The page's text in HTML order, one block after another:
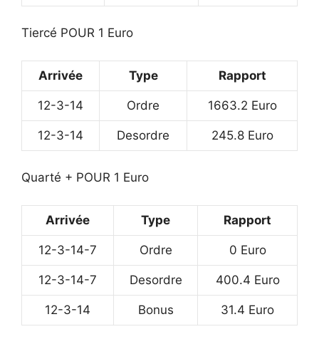
Tiercé POUR 1 Euro
Arrivée Type Rapport
12-3-14 Ordre 1663.2 Euro
12-3-14 Desordre 245.8 Euro
Quarté + POUR 1 Euro
Arrivée Type Rapport
12-3-14-7 Ordre 0 Euro
12-3-14-7 Desordre 400.4 Euro
12-3-14 Bonus 31.4 Euro